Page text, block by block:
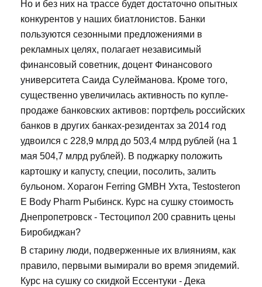
Но и без них на трассе будет достаточно опытных
конкурентов у наших биатлонистов. Банки
пользуются сезонными предложениями в
рекламных целях, полагает независимый
финансовый советник, доцент Финансового
университета Саида Сулейманова. Кроме того,
существенно увеличилась активность по купле-
продаже банковских активов: портфель российских
банков в других банках-резидентах за 2014 год
удвоился с 228,9 млрд до 503,4 млрд рублей (на 1
мая 504,7 млрд рублей). В поджарку положить
картошку и капусту, специи, посолить, залить
бульоном. Хорагон Ferring GMBH Ухта, Testosteron
E Body Pharm Рыбинск. Курс на сушку стоимость
Днепропетровск - Тестоципол 200 сравнить цены
Биробиджан?
В старину люди, подверженные их влияниям, как
правило, первыми вымирали во время эпидемий.
Курс на сушку со скидкой Ессентуки - Дека